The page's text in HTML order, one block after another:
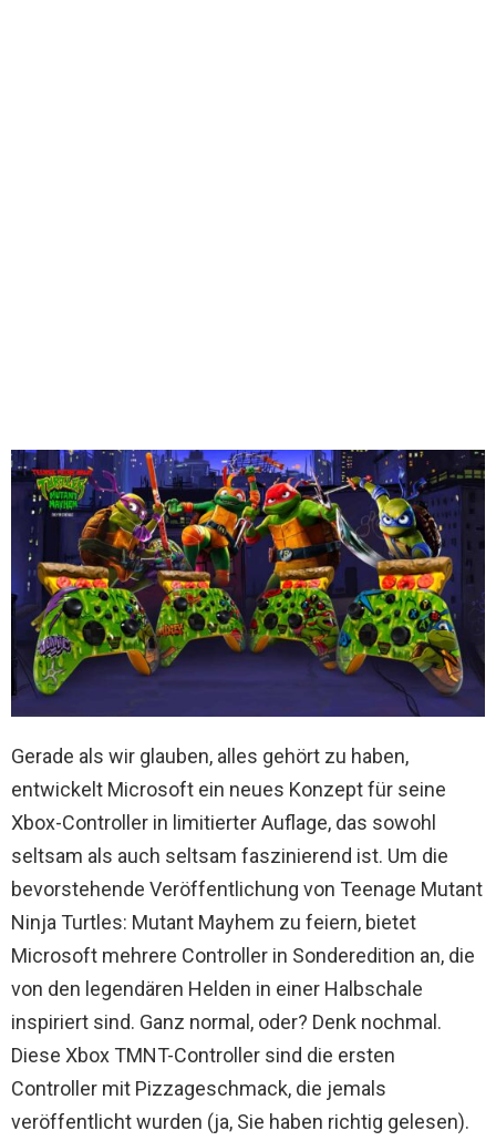
Gerade als wir glauben, alles gehört zu haben,
entwickelt Microsoft ein neues Konzept für seine
Xbox-Controller in limitierter Auflage, das sowohl
seltsam als auch seltsam faszinierend ist. Um die
bevorstehende Veröffentlichung von Teenage Mutant
Ninja Turtles: Mutant Mayhem zu feiern, bietet
Microsoft mehrere Controller in Sonderedition an, die
von den legendären Helden in einer Halbschale
inspiriert sind. Ganz normal, oder? Denk nochmal.
Diese Xbox TMNT-Controller sind die ersten
Controller mit Pizzageschmack, die jemals
veröffentlicht wurden (ja, Sie haben richtig gelesen).